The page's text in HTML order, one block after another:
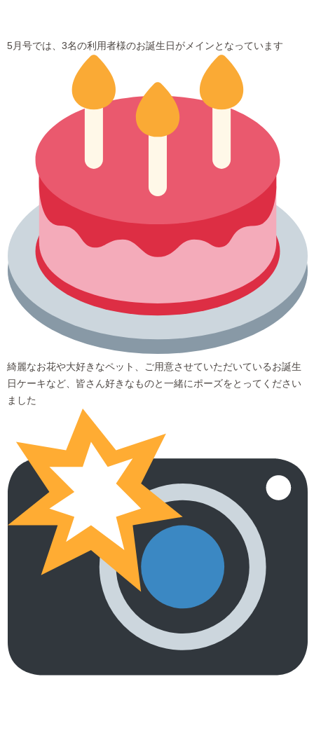
5月号では、3名の利用者様のお誕生日がメインとなっています
綺麗なお花や大好きなペット、ご用意させていただいているお誕生
日ケーキなど、皆さん好きなものと一緒にポーズをとってください
ました